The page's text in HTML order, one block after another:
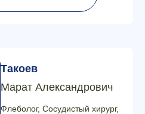
Такоев
Марат Александрович
Флеболог, Сосудистый хирург,